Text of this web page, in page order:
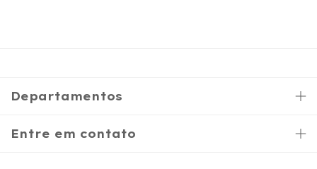
Departamentos
Entre em contato